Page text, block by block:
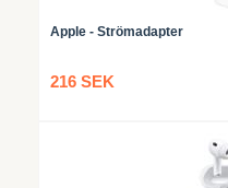
Apple - Strömadapter
216 SEK